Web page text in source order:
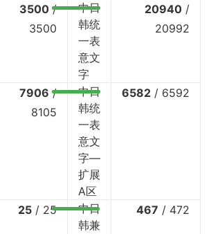
3500 /
3500
中日
韩统
一表
意文
字
20940 /
20992
7906 /
8105
中日
韩统
一表
意文
字—
扩展
A区
6582 / 6592
25 / 25
中日
韩兼
467 / 472